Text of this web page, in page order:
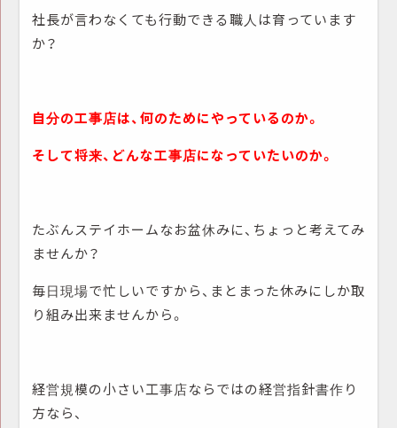
社長が言わなくても行動できる職人は育っています
か？
自分の工事店は、何のためにやっているのか。
そして将来、どんな工事店になっていたいのか。
たぶんステイホームなお盆休みに、ちょっと考えてみ
ませんか？
毎日現場で忙しいですから、まとまった休みにしか取
り組み出来ませんから。
経営規模の小さい工事店ならではの経営指針書作り
方なら、